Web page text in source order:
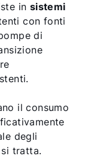
in sistemi
con fonti
di
il consumo
degli
tratta.